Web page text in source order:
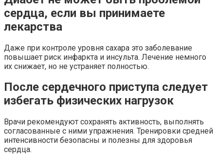
сердца, если вы принимаете
лекарства
Даже при контроле уровня сахара это заболевание
повышает риск инфаркта и инсульта. Лечение немного
их снижает, но не устраняет полностью.
После сердечного приступа следует
избегать физических нагрузок
Врачи рекомендуют сохранять активность, выполнять
согласованные с ними упражнения. Тренировки средней
интенсивности безопасны и полезны для здоровья
сердца.